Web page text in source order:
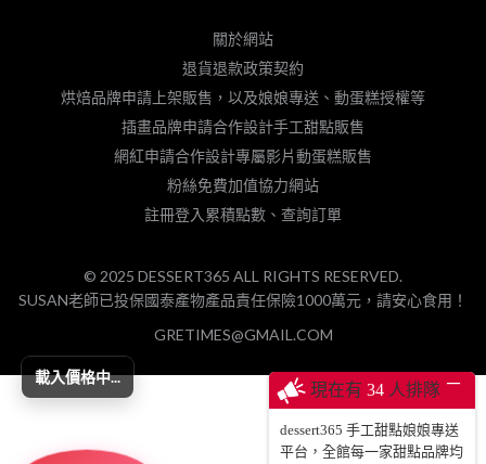
現在有 34 人排隊 ─
dessert365 手工甜點娘娘專送
平台，全館每一家甜點品牌均
關於網站
退貨退款政策契約
烘焙品牌申請上架販售，以及娘娘專送、動蛋糕授權等
插畫品牌申請合作設計手工甜點販售
網紅申請合作設計專屬影片動蛋糕販售
粉絲免費加值協力網站
註冊登入累積點數、查詢訂單
© 2025 DESSERT365 ALL RIGHTS RESERVED.
SUSAN老師已投保國泰產物產品責任保險1000萬元，請安心食用！
GRETIMES@GMAIL.COM
載入價格中...